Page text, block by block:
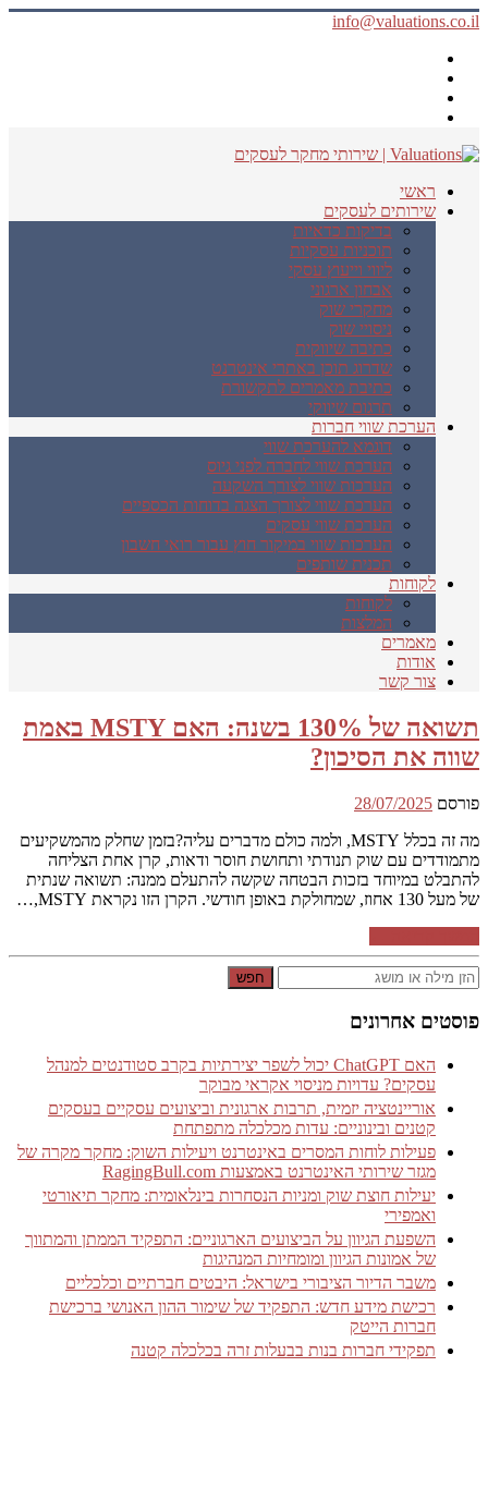
info@valuations.co.il
ראשי
שירותים לעסקים
בדיקות כדאיות
תוכניות עסקיות
ליווי וייעוץ עסקי
אבחון ארגוני
מחקרי שוק
ניסויי שוק
כתיבה שיווקית
שדרוג תוכן באתרי אינטרנט
כתיבת מאמרים לתקשורת
תרגום שיווקי
הערכת שווי חברות
דוגמא להערכת שווי
הערכת שווי לחברה לפני גיוס
הערכות שווי לצורך השקעה
הערכת שווי לצורך הצגה בדוחות הכספיים
הערכת שווי עסקים
הערכות שווי במיקור חוץ עבור רואי חשבון
תכנית שותפים
לקוחות
לקוחות
המלצות
מאמרים
אודות
צור קשר
תשואה של 130% בשנה: האם MSTY באמת
שווה את הסיכון?
פורסם 28/07/2025
מה זה בכלל MSTY, ולמה כולם מדברים עליה?בזמן שחלק מהמשקיעים
מתמודדים עם שוק תנודתי ותחושת חוסר ודאות, קרן אחת הצליחה
להתבלט במיוחד בזכות הבטחה שקשה להתעלם ממנה: תשואה שנתית
של מעל 130 אחוז, שמחולקת באופן חודשי. הקרן הזו נקראת MSTY,…
חפש
פוסטים אחרונים
האם ChatGPT יכול לשפר יצירתיות בקרב סטודנטים למנהל
עסקים? עדויות מניסוי אקראי מבוקר
אוריינטציה יזמית, תרבות ארגונית וביצועים עסקיים בעסקים
קטנים ובינוניים: עדות מכלכלה מתפתחת
פעילות לוחות המסרים באינטרנט ויעילות השוק: מחקר מקרה של
מגזר שירותי האינטרנט באמצעות RagingBull.com
יעילות חוצת שוק ומניות הנסחרות בינלאומית: מחקר תיאורטי
ואמפירי
השפעת הגיוון על הביצועים הארגוניים: התפקיד הממתן והמתווך
של אמונות הגיוון ומומחיות המנהיגות
משבר הדיור הציבורי בישראל: היבטים חברתיים וכלכליים
רכישת מידע חדש: התפקיד של שימור ההון האנושי ברכישת
חברות הייטק
תפקידי חברות בנות בבעלות זרה בכלכלה קטנה